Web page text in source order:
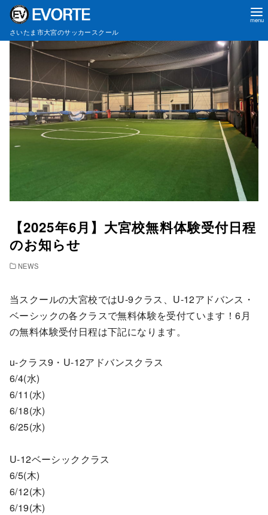
ンさいたま市大宮のサッカースクール
【2025年6月】大宮校無料体験受付日程
のお知らせ
NEWS
当スクールの大宮校ではU-9クラス、U-12アドバンス・
ベーシックの各クラスで無料体験を受付ています！6月
の無料体験受付日程は下記になります。
u-クラス9・U-12アドバンスクラス
6/4(水)
6/11(水)
6/18(水)
6/25(水)
U-12ベーシッククラス
6/5(木)
6/12(木)
6/19(木)